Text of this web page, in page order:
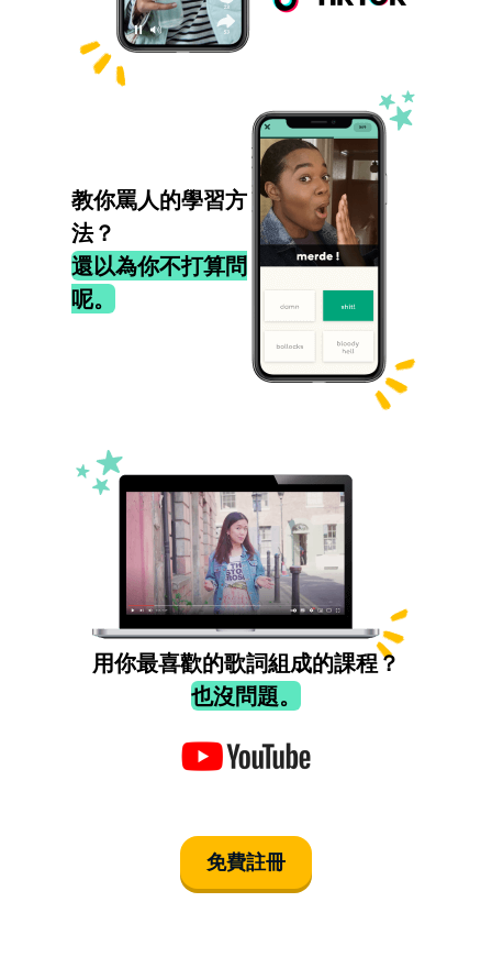
教你罵人的學習方
法？
還以為你不打算問
呢。
用你最喜歡的歌詞組成的課程？
也沒問題。
免費註冊